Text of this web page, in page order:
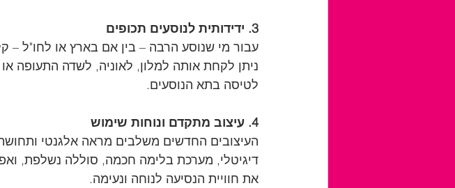
3. ידידותית לנוסעים תכופים
עבור מי שנוסע הרבה – בין אם בארץ או לחו"ל
ניתן לקחת אותה למלון, לאוניה, לשדה התעופה
לטיסה בתא הנוסעים.
4. עיצוב מתקדם ונוחות שימוש
העיצובים החדשים משלבים מראה אלגנטי
את חוויית הנסיעה לנוחה ונעימה.